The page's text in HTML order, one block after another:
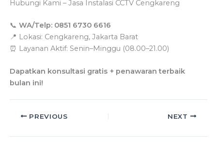
Hubungi Kami – Jasa Instalasi CCTV Cengkareng
📞 WA/Telp: 0851 6730 6616
📍 Lokasi: Cengkareng, Jakarta Barat
⏰ Layanan Aktif: Senin–Minggu (08.00–21.00)
Dapatkan konsultasi gratis + penawaran terbaik
bulan ini!
PREVIOUS NEXT